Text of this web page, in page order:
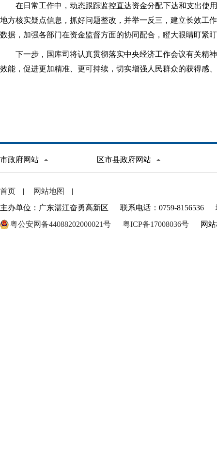
在日常工作中，动态跟踪监控直达资金分配下达和支出使
地方核实疑点信息，抓好问题整改，并举一反三，建立长效工
数据，加强各部门在资金监督方面的协同配合，瞪大眼睛盯紧
下一步，国库司将认真贯彻落实中央经济工作会议有关精
效能，促进更加精准、更可持续，切实增强人民群众的获得感
市政府网站 区市县政府网站
首页 | 网站地图
|
主办单位：广东湛江奋勇高新区
联系电话：0759-8156536
粤公安网备44088202000021号
粤ICP备17008036号 网